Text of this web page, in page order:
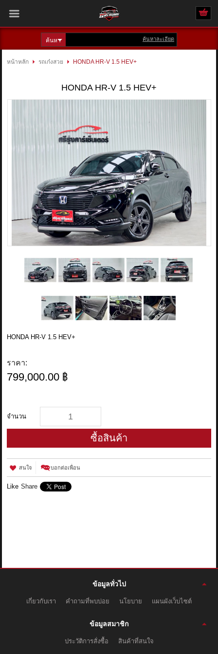
เข้าสู่ระบบ
ติดต่อเรา
ค้นหาละเอียด
หน้าหลัก รถเก๋งสวย HONDA HR-V 1.5 HEV+
HONDA HR-V 1.5 HEV+
HONDA HR-V 1.5 HEV+
ราคา:
799,000.00 ฿
จำนวน
ซื้อสินค้า
สนใจ บอกต่อเพื่อน
Like Share
ข้อมูลทั่วไป
เกี่ยวกับเรา คำถามที่พบบ่อย นโยบาย แผนผังเว็บไซต์
ข้อมูลสมาชิก
ประวัติการสั่งซื้อ สินค้าที่สนใจ